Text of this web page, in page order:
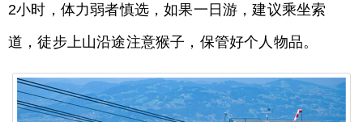
2小时，体力弱者慎选，如果一日游，建议乘坐索
道，徒步上山沿途注意猴子，保管好个人物品。